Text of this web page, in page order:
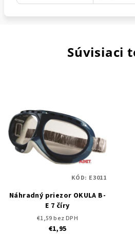
Súvisiaci
Náhradný priezor OKULA B-
E 7 číry
€1,59 bez DPH
€1,95
KÓD: E3011